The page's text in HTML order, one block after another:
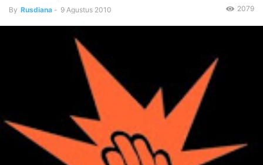
By Rusdiana - 9 Agustus 2010 2079